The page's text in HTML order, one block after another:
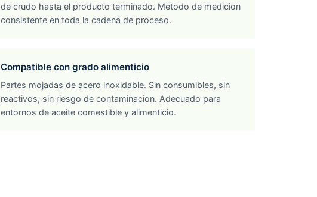
de crudo hasta el producto terminado. Metodo de medicion
consistente en toda la cadena de proceso.
Compatible con grado alimenticio
Partes mojadas de acero inoxidable. Sin consumibles, sin
reactivos, sin riesgo de contaminacion. Adecuado para
entornos de aceite comestible y alimenticio.